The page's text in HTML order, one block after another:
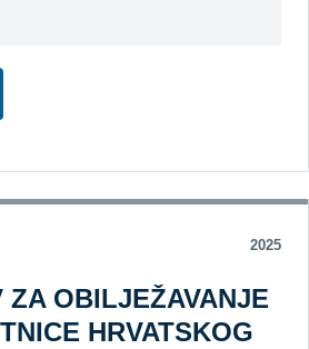
2025
ZA OBILJEŽAVANJE
HRVATSKOG